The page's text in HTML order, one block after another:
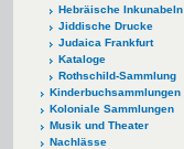
Hebräische Inkunabeln
Jiddische Drucke
Judaica Frankfurt
Kataloge
Rothschild-Sammlung
Kinderbuchsammlungen
Koloniale Sammlungen
Musik und Theater
Nachlässe